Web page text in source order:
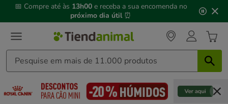
3,
mensagem,
📅 Compre até às 13h00 e receba a sua encomenda no
próximo dia útil ⏰